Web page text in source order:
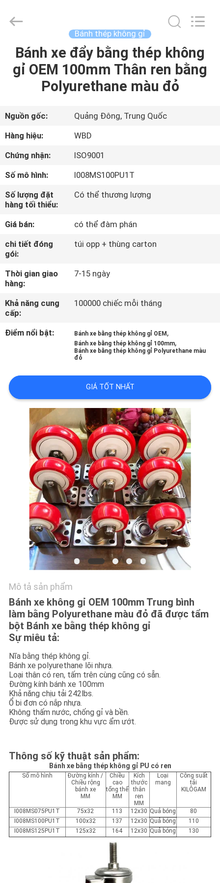
NHÀ
VIDEO
VỀ
CHÚNG
TÔI
THAM
QUAN
NHÀ
MÁY
KIỂM
SOÁT
LIÊN
CHÚNG
TRANG
WEB
PRIVACY
POLICY
Metal
Reserved.
Bánh thép không gỉ
Bánh xe đẩy bằng thép không
gỉ OEM 100mm Thân ren bằng
Polyurethane màu đỏ
Nguồn gốc:
Quảng Đông, Trung Quốc
Hàng hiệu:
WBD
Chứng nhận:
ISO9001
Số mô hình:
I008MS100PU1T
Số lượng đặt
hàng tối thiểu:
Có thể thương lượng
Giá bán:
có thể đàm phán
chi tiết đóng
gói:
túi opp + thùng carton
Thời gian giao
hàng:
7-15 ngày
Khả năng cung
cấp:
100000 chiếc mỗi tháng
Điểm nổi bật: Bánh xe bằng thép không gỉ OEM ,
Bánh xe bằng thép không gỉ 100mm,
Bánh xe bằng thép không gỉ Polyurethane màu
đỏ
GIÁ TỐT NHẤT
Mô tả sản phẩm
Bánh xe không gỉ OEM 100mm Trung bình
làm bằng Polyurethane màu đỏ đã được tẩm
bột Bánh xe bằng thép không gỉ
Sự miêu tả:
Nĩa bằng thép không gỉ.
Bánh xe polyurethane lõi nhựa.
Loại thân có ren, tấm trên cùng cũng có sẵn.
Đường kính bánh xe 100mm
Khả năng chịu tải 242lbs.
Ổ bi đơn có nắp nhựa.
Không thấm nước, chống gỉ và bền.
Được sử dụng trong khu vực ẩm ướt.
Thông số kỹ thuật sản phẩm:
Bánh xe bằng thép không gỉ PU có ren
Số mô hình
Đường kính /
Chiều rộng
bánh xe
MM
Chiều
cao
tổng thể
MM
Kích
thước
thân
ren
MM
Loại
mang
Công suất
tải
KILÔGAM
I008MS075PU1T 75x32 113 12x30 Quả bóng
80
I008MS100PU1T
100x32 137 12x30 Quả bóng
110
I008MS125PU1T
125x32 164 12x30 Quả bóng 130